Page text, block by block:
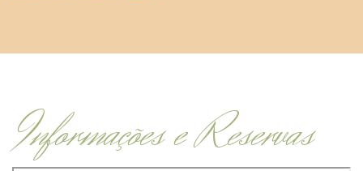
Informações e Reservas